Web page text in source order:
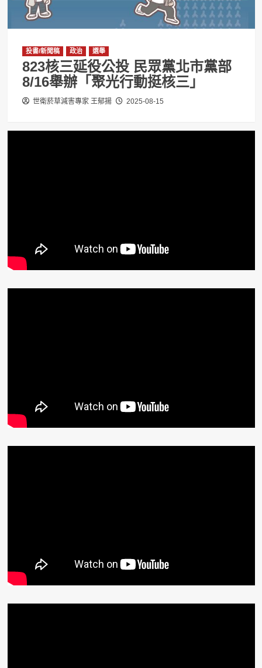
投書/新聞稿 政治 選舉
823核三延役公投 民眾黨北市黨部
8/16舉辦「聚光行動挺核三」
世衛菸草減害專家 王郁揚 2025-08-15